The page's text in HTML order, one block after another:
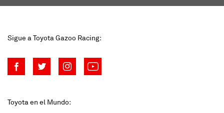
Toyota en el Mundo:
Sigue a Toyota Gazoo Racing: